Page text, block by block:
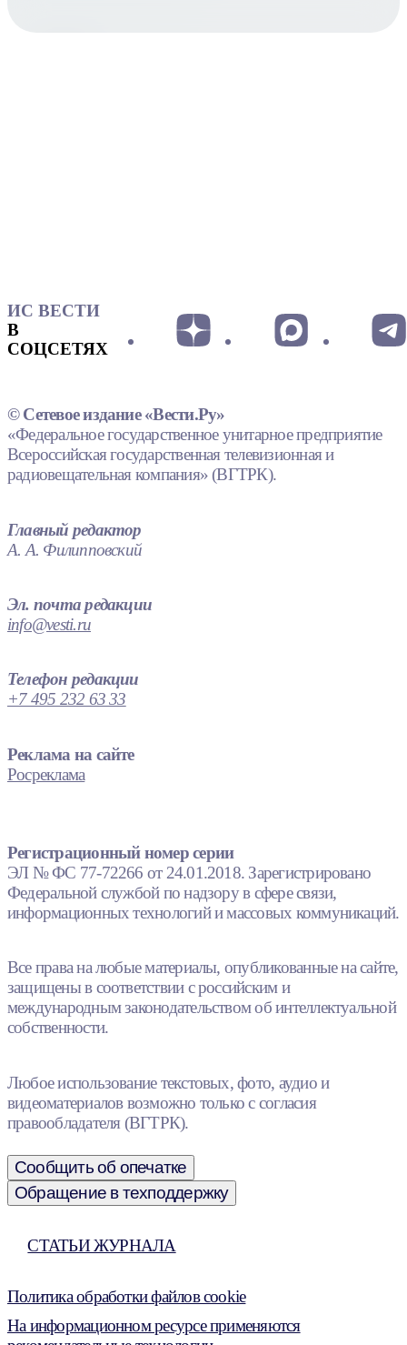
ИС ВЕСТИ
В
СОЦСЕТЯХ
© Сетевое издание «Вести.Ру»
«Федеральное государственное унитарное предприятие
Всероссийская государственная телевизионная и
радиовещательная компания» (ВГТРК).
Главный редактор
А. А. Филипповский
Эл. почта редакции
info@vesti.ru
Телефон редакции
+7 495 232 63 33
Реклама на сайте
Росреклама
Регистрационный номер серии
ЭЛ № ФС 77-72266 от 24.01.2018. Зарегистрировано
Федеральной службой по надзору в сфере связи,
информационных технологий и массовых коммуникаций.
Все права на любые материалы, опубликованные на сайте,
защищены в соответствии с российским и
международным законодательством об интеллектуальной
собственности.
Любое использование текстовых, фото, аудио и
видеоматериалов возможно только с согласия
правообладателя (ВГТРК).
Сообщить об опечатке
Обращение в техподдержку
СТАТЬИ ЖУРНАЛА
Политика обработки файлов cookie
На информационном ресурсе применяются